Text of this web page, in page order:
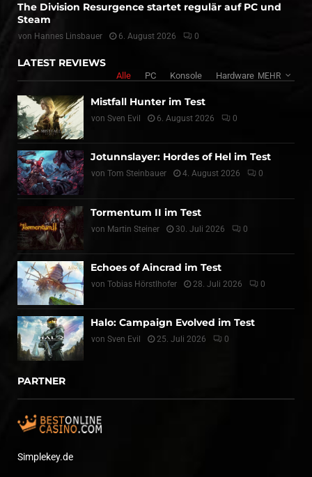
The Division Resurgence startet regulär auf PC und
Steam
von Hannes Linsbauer 6. August 2026 0
LATEST REVIEWS
Alle PC Konsole Hardware MEHR
Mistfall Hunter im Test
von Sven Evil 6. August 2026 0
Jotunnslayer: Hordes of Hel im Test
von Tom Steinbauer 4. August 2026 0
Tormentum II im Test
von Martin Steiner 30. Juli 2026 0
Echoes of Aincrad im Test
von Tobias Hörstlhofer 28. Juli 2026 0
Halo: Campaign Evolved im Test
von Sven Evil 25. Juli 2026 0
PARTNER
Simplekey.de